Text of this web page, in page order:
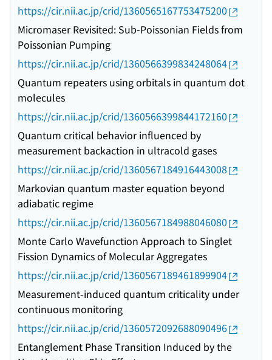
https://cir.nii.ac.jp/crid/1360565167753475200
Micromaser Revisited: Sub-Poissonian Fields from
Poissonian Pumping
https://cir.nii.ac.jp/crid/1360566399834248064
Quantum repeaters using orbitals in quantum dot
molecules
https://cir.nii.ac.jp/crid/1360566399844172160
Quantum critical behavior influenced by
measurement backaction in ultracold gases
https://cir.nii.ac.jp/crid/1360567184916443008
Markovian quantum master equation beyond
adiabatic regime
https://cir.nii.ac.jp/crid/1360567184988046080
Monte Carlo Wavefunction Approach to Singlet
Fission Dynamics of Molecular Aggregates
https://cir.nii.ac.jp/crid/1360567189461899904
Measurement-induced quantum criticality under
continuous monitoring
https://cir.nii.ac.jp/crid/1360572092688090496
Entanglement Phase Transition Induced by the